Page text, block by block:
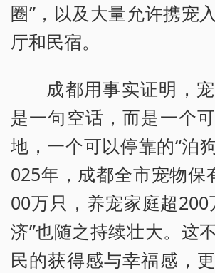
圈”，以及大量允许携宠
厅和民宿。
成都用事实证明，
是一句空话，而是一个
地，一个可以停靠的“泊
025年，成都全市宠物保
00万只，养宠家庭超200
济”也随之持续壮大。这
民的获得感与幸福感，